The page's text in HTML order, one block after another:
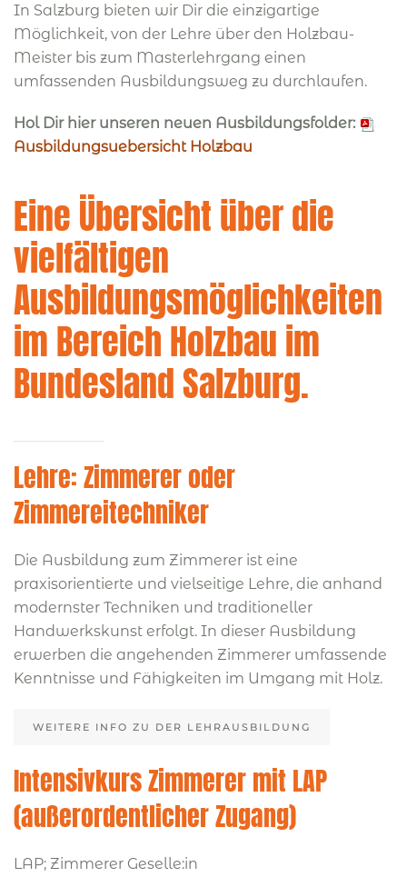
In Salzburg bieten wir Dir die einzigartige
Möglichkeit, von der Lehre über den Holzbau-
Meister bis zum Masterlehrgang einen
umfassenden Ausbildungsweg zu durchlaufen.
Hol Dir hier unseren neuen Ausbildungsfolder:
Ausbildungsuebersicht Holzbau
Eine Übersicht über die
vielfältigen
Ausbildungsmöglichkeiten
im Bereich Holzbau im
Bundesland Salzburg.
Lehre: Zimmerer oder
Zimmereitechniker
Die Ausbildung zum Zimmerer ist eine
praxisorientierte und vielseitige Lehre, die anhand
modernster Techniken und traditioneller
Handwerkskunst erfolgt. In dieser Ausbildung
erwerben die angehenden Zimmerer umfassende
Kenntnisse und Fähigkeiten im Umgang mit Holz.
WEITERE INFO ZU DER LEHRAUSBILDUNG
Intensivkurs Zimmerer mit LAP
(außerordentlicher Zugang)
LAP; Zimmerer Geselle:in